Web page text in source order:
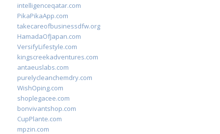
intelligenceqatar.com
PikaPikaApp.com
takecareofbusinessdfw.org
HamadaOfJapan.com
VersifyLifestyle.com
kingscreekadventures.com
antaeuslabs.com
purelycleanchemdry.com
WishOping.com
shoplegacee.com
bonvivantshop.com
CupPlante.com
mpzin.com